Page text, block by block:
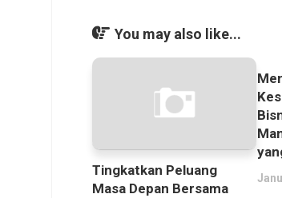
You may also like...
Tingkatkan Peluang
Masa Depan Bersama